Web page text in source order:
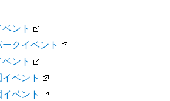
ント
クイベント
ント
ベント
ベント